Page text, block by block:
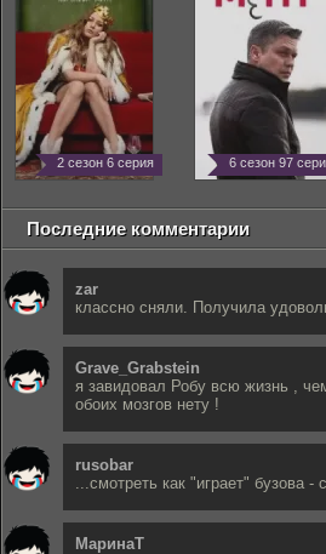
2 сезон 6 серия 6 сезон 97
Последние комментарии
zar
классно сняли. Получила
Grave_Grabstein
я завидовал Робу всю жизнь ,
обоих мозгов нету !
rusobar
...смотреть как "играет" бузова -
МаринаТ